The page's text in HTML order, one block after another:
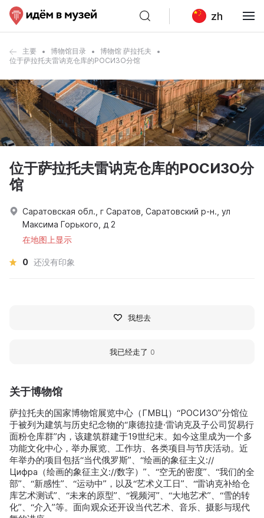
zh
主要 博物馆目录
博物馆 萨拉托夫
位于萨拉托夫雷讷克仓库的РОСИЗО分馆
关于博物馆
萨拉托夫的国家博物馆展览中心（ГМВЦ）“РОСИЗО”分馆位
于被列为建筑与历史纪念物的“康德拉捷·雷讷克及子公司贸易行
面粉仓库群”内，该建筑群建于19世纪末。如今这里成为一个多
功能文化中心，举办展览、工作坊、各类项目与节庆活动。近
年举办的项目包括“当代俄罗斯”、“绘画的象征主义://
Цифра（绘画的象征主义://数字）”、“空无的密度”、“我们的全
部”、“新感性”、“运动中”，以及“艺术义工日”、“雷讷克补给仓
库艺术测试”、“未来的原型”、“视频河”、“大地艺术”、“雪的转
化”、“介入”等。面向观众还开设当代艺术、音乐、摄影与现代
位于萨拉托夫雷讷克仓库的РОСИЗО分
馆
Саратовская обл., г Саратов, Саратовский р-н., ул
Максима Горького, д 2
在地图上显示
0 还没有印象
我想去
我已经走了 0